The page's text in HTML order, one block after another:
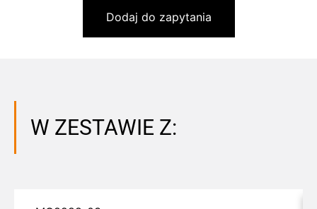
Dodaj do zapytania
W ZESTAWIE Z: